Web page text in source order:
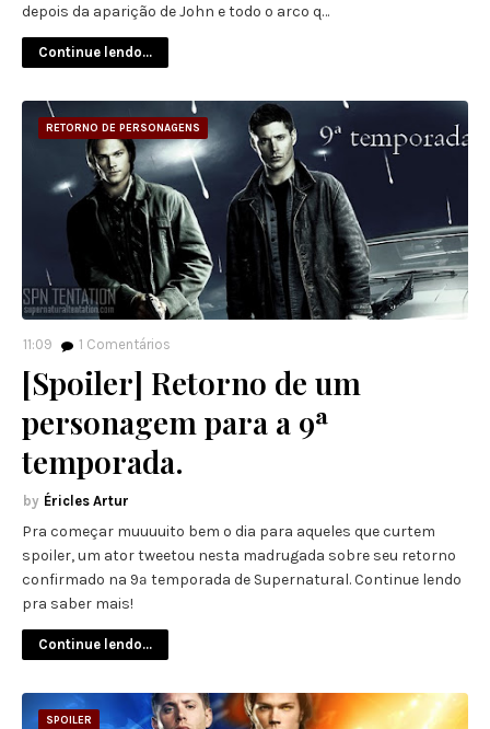
depois da aparição de John e todo o arco q…
Continue lendo...
RETORNO DE PERSONAGENS
11:09 1 Comentários
[Spoiler] Retorno de um
personagem para a 9ª
temporada.
Éricles Artur
Pra começar muuuuito bem o dia para aqueles que curtem
spoiler, um ator tweetou nesta madrugada sobre seu retorno
confirmado na 9ª temporada de Supernatural. Continue lendo
pra saber mais!
Continue lendo...
SPOILER